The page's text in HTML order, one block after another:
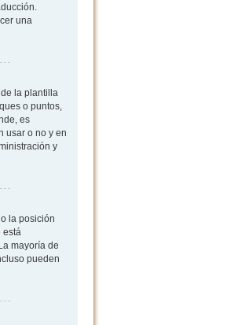
una
la plantilla
o puntos,
es
usar o no y en
y
la posición
está
mayoría de
pueden